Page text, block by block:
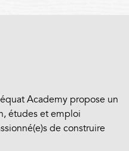
Academy propose un
études et emploi
de construire